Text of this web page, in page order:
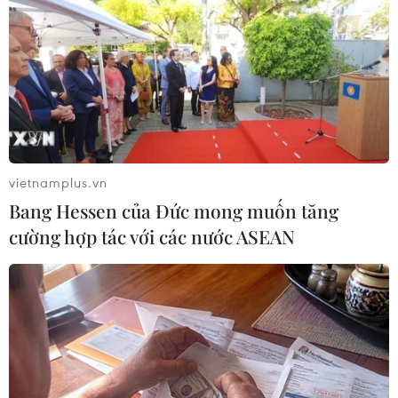
đoàn bóng đá Việt Nam chưa thể ký tiếp hợp đồng lâu
dài chủ yếu đến từ vấn đề tài chính.
HLV Park Hang-seo: 'Tôi không vội ký hợp
vietnamplus.vn
Bang Hessen của Đức mong muốn tăng
cường hợp tác với các nước ASEAN